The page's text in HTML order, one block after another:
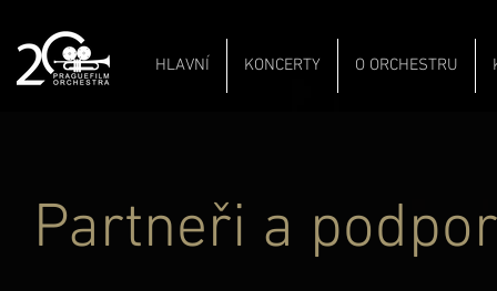
HLAVNÍ KONCERTY O ORCHESTRU
Partneři a